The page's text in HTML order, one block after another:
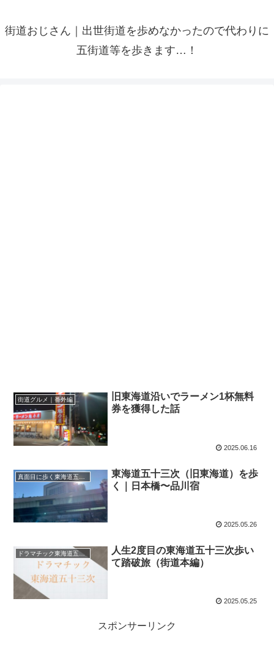
街道おじさん｜出世街道を歩めなかったので代わりに
五街道等を歩きます…！
街道グルメ｜番外編
旧東海道沿いでラーメン1杯無料
券を獲得した話
2025.06.16
東海道五十三次（旧東海道）を歩
く｜日本橋〜品川宿
2025.05.26
ドラマチック東海道五十三次
人生2度目の東海道五十三次歩い
て踏破旅（街道本編）
2025.05.25
スポンサーリンク